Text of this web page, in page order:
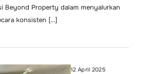
Beyond Property dalam menyalurkan
konsisten […]
12 April 2025